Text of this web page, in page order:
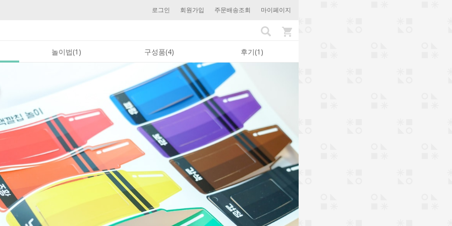
로그인 회원가입 주문배송조회 마이페이지
놀이법(1) 구성품(4) 후기(1)